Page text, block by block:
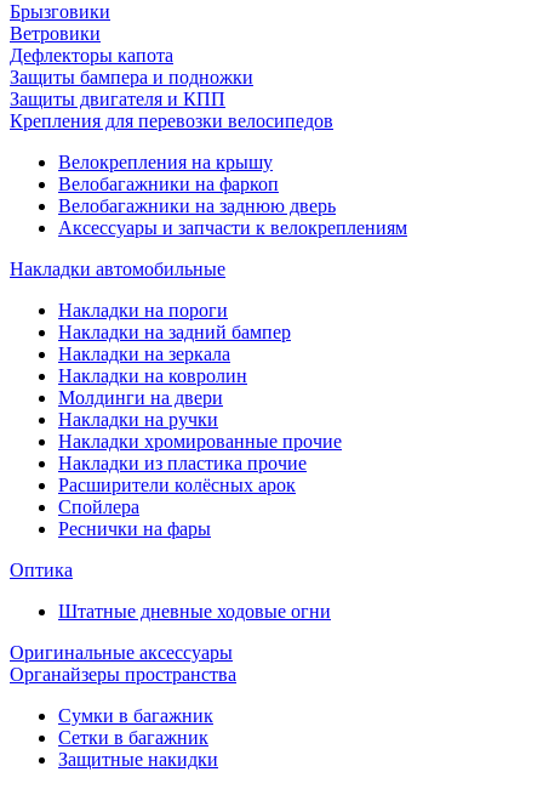
Брызговики
Ветровики
Дефлекторы капота
Защиты бампера и подножки
Защиты двигателя и КПП
Крепления для перевозки велосипедов
Велокрепления на крышу
Велобагажники на фаркоп
Велобагажники на заднюю дверь
Аксессуары и запчасти к велокреплениям
Накладки автомобильные
Накладки на пороги
Накладки на задний бампер
Накладки на зеркала
Накладки на ковролин
Молдинги на двери
Накладки на ручки
Накладки хромированные прочие
Накладки из пластика прочие
Расширители колёсных арок
Спойлера
Реснички на фары
Оптика
Штатные дневные ходовые огни
Оригинальные аксессуары
Органайзеры пространства
Сумки в багажник
Сетки в багажник
Защитные накидки